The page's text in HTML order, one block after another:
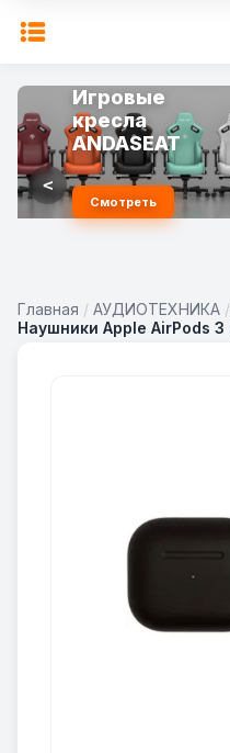
Игровые
кресла
ANDASEAT
Смотреть
<
Главная / АУДИОТЕХНИКА /
Наушники Apple AirPods 3